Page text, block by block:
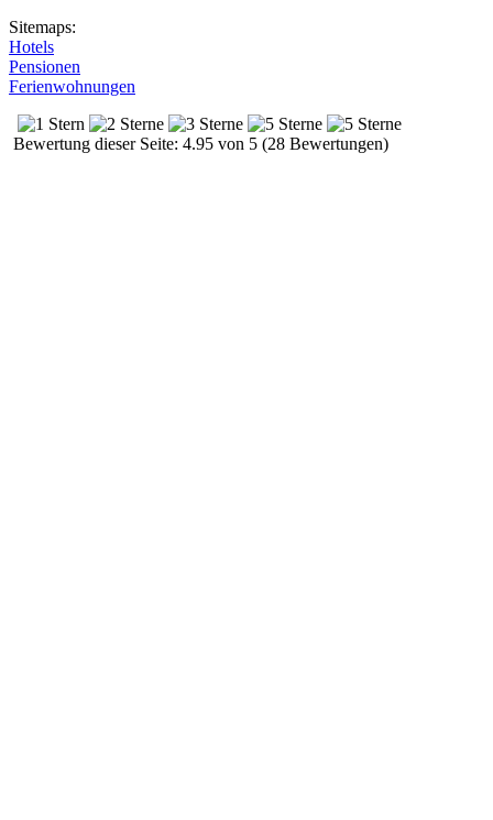
Sitemaps:
Hotels
Pensionen
Ferienwohnungen
Bewertung dieser Seite: 4.95 von 5 (28 Bewertungen)